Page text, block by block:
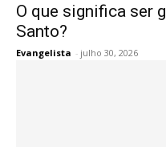
O que significa ser
Santo?
Evangelista - julho 30, 2026